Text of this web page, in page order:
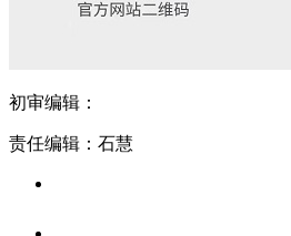
初审编辑：
责任编辑：石慧